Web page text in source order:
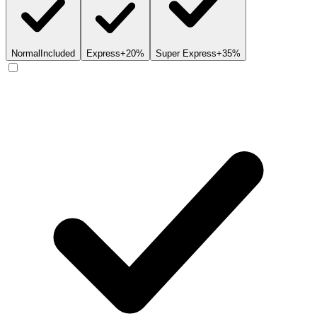
Normal Included Express+20% Super Express+35%